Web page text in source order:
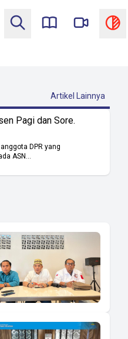
Artikel Lainnya
Pagi dan Sore.
DPR yang
ASN...